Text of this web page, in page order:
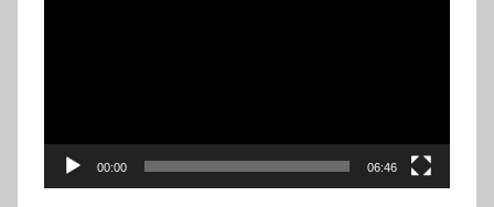
00:00 06:46